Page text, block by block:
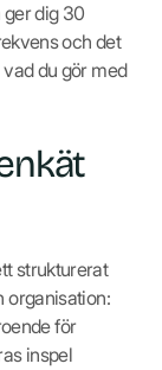
ger dig 30
och det
du gör med
strukturerat
organisation:
för
inspel